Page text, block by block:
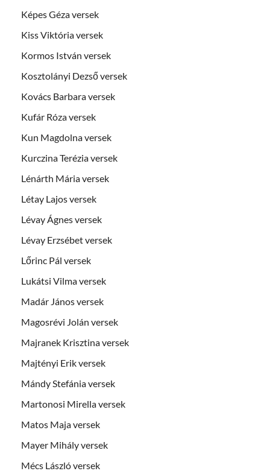
Képes Géza versek
Kiss Viktória versek
Kormos István versek
Kosztolányi Dezső versek
Kovács Barbara versek
Kufár Róza versek
Kun Magdolna versek
Kurczina Terézia versek
Lénárth Mária versek
Létay Lajos versek
Lévay Ágnes versek
Lévay Erzsébet versek
Lőrinc Pál versek
Lukátsi Vilma versek
Madár János versek
Magosrévi Jolán versek
Majranek Krisztina versek
Majtényi Erik versek
Mándy Stefánia versek
Martonosi Mirella versek
Matos Maja versek
Mayer Mihály versek
Mécs László versek